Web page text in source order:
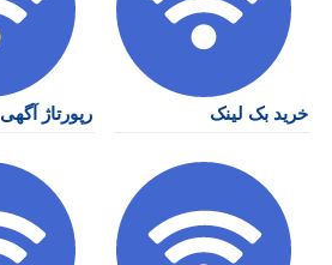
خرید بک لینک رپورتاژ آگهی